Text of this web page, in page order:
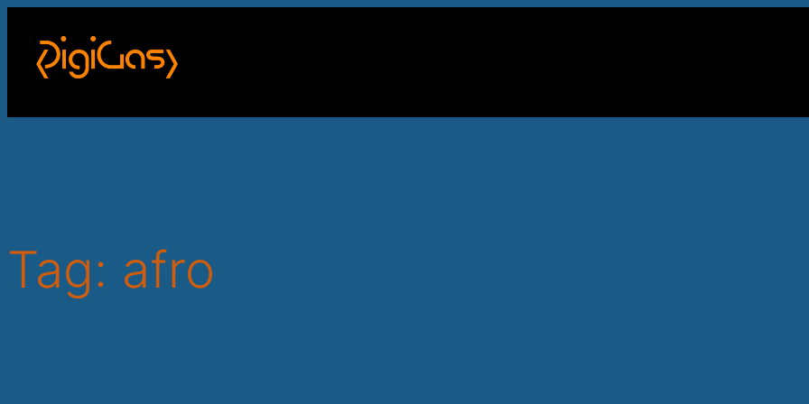
content
Tag: afro